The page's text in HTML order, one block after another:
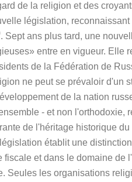
de la religion et des
législation,
. Sept ans plus tard, une
entre en vigueur. Elle
de la Fédération de
ne peut se prévaloir d'un
de la nation
- et non l'orthodoxie,
de l'héritage historique
établit une
fiscale et dans le domaine de
Seules les organisations